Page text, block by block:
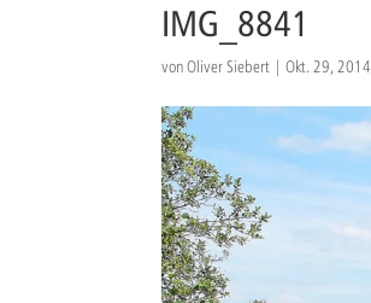
IMG_8841
vonOliver Siebert |Okt. 29, 2014